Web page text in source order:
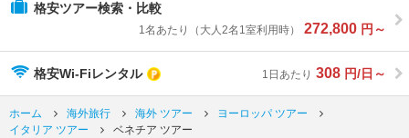
格安ツアー検索・比較
1名あたり（大人2名1室利用時） 272,800 円～
格安Wi-Fiレンタル 1日あたり 308 円/日～
ホーム 海外旅行 海外 ツアー
ヨーロッパ ツアー
イタリア ツアー
ベネチア ツアー